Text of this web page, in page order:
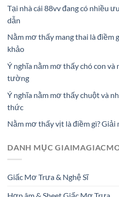
Tại nhà cái 88vv đang có nhiều
dẫn
Nằm mơ thấy mang thai là điềm
khảo
Ý nghĩa nằm mơ thấy chó con
tường
Ý nghĩa nằm mơ thấy chuột và
thức
Nằm mơ thấy vịt là điềm gì? Giải
DANH MỤC
Giấc Mơ Trưa & Nghệ Sĩ
Hợp âm & Sheet Giấc Mơ Trưa